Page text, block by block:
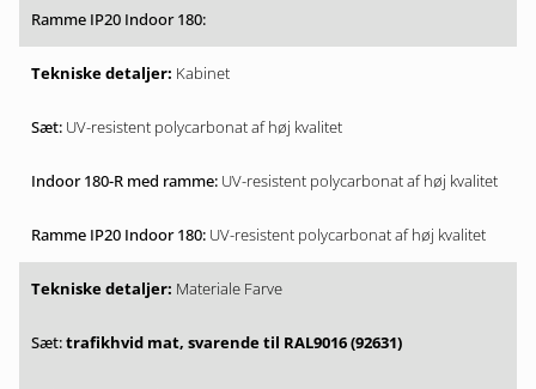
Kabinet
UV-resistent polycarbonat af høj kvalitet
UV-resistent polycarbonat af høj kvalitet
UV-resistent polycarbonat af høj kvalitet
Materiale Farve
trafikhvid mat, svarende til RAL9016 (92631)